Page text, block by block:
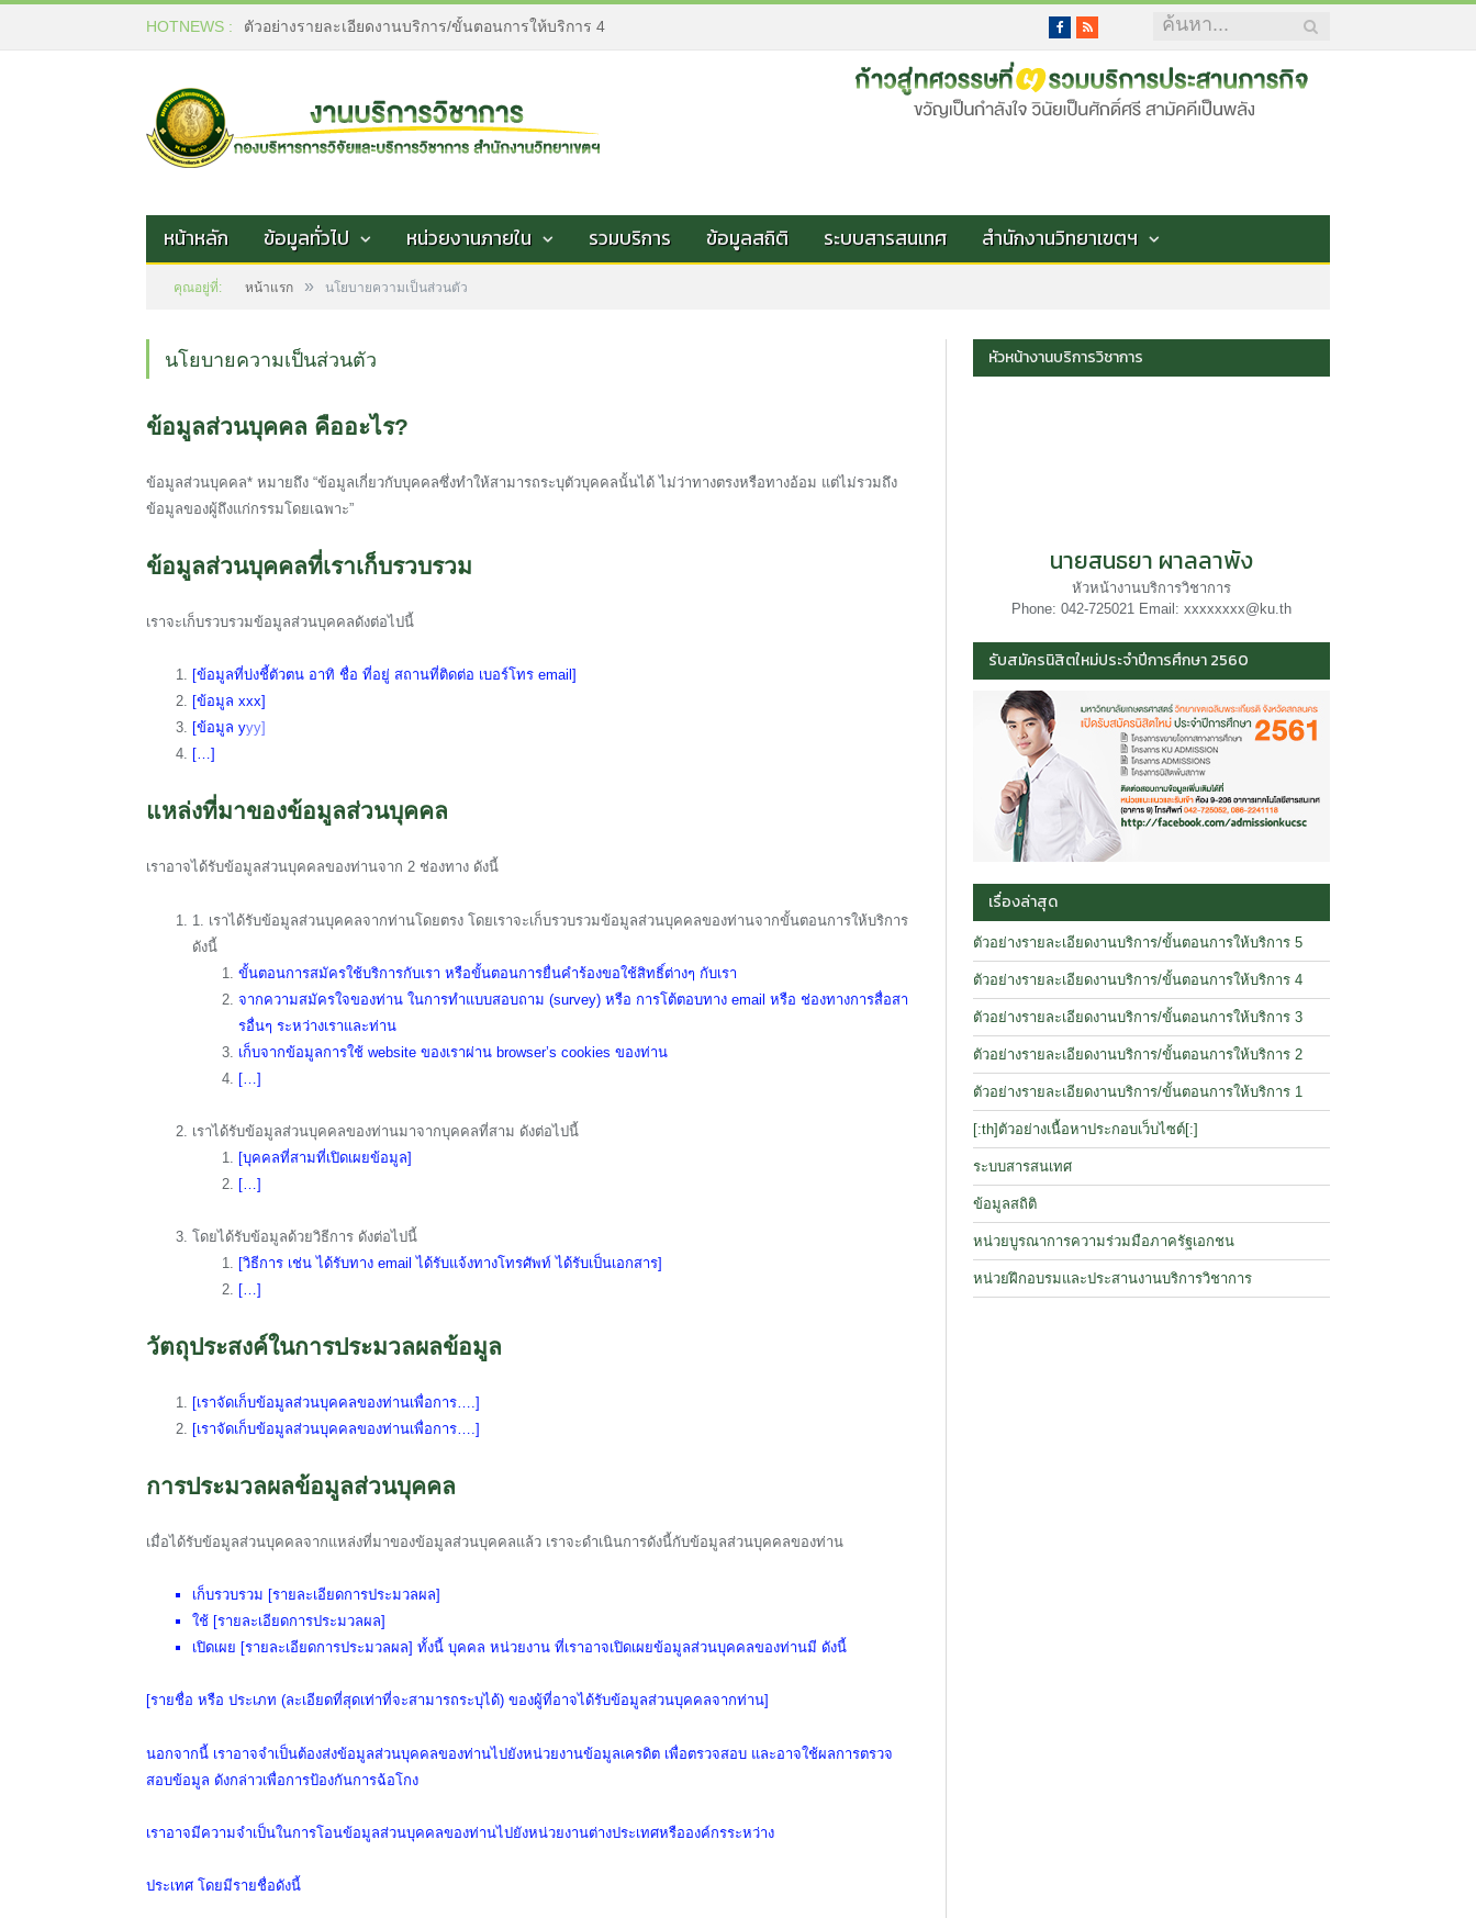
HOTNEWS : ตัวอย่างรายละเอียดงานบริการ/ขั้นตอนการให้บริการ 4 Facebook
RSS
หน้าหลัก ข้อมูลทั่วไป หน่วยงานภายใน รวมบริการ ข้อมูลสถิติ ระบบสารสนเทศ สำนักงานวิทยาเขตฯ
คุณอยู่ที่: หน้าแรก » นโยบายความเป็นส่วนตัว
นโยบายความเป็นส่วนตัว
ข้อมูลส่วนบุคคล คืออะไร?
ข้อมูลส่วนบุคคล* หมายถึง “ข้อมูลเกี่ยวกับบุคคลซึ่งทำให้สามารถระบุตัวบุคคลนั้นได้ ไม่ว่าทางตรงหรือทางอ้อม แต่ไม่รวมถึง
ข้อมูลของผู้ถึงแก่กรรมโดยเฉพาะ”
ข้อมูลส่วนบุคคลที่เราเก็บรวบรวม
เราจะเก็บรวบรวมข้อมูลส่วนบุคคลดังต่อไปนี้
[ข้อมูลที่บ่งชี้ตัวตน อาทิ ชื่อ ที่อยู่ สถานที่ติดต่อ เบอร์โทร email]
[ข้อมูล xxx]
[ข้อมูล yyy]
[…]
แหล่งที่มาของข้อมูลส่วนบุคคล
เราอาจได้รับข้อมูลส่วนบุคคลของท่านจาก 2 ช่องทาง ดังนี้
1. เราได้รับข้อมูลส่วนบุคคลจากท่านโดยตรง โดยเราจะเก็บรวบรวมข้อมูลส่วนบุคคลของท่านจากขั้นตอนการให้บริการ
ดังนี้
ขั้นตอนการสมัครใช้บริการกับเรา หรือขั้นตอนการยื่นคำร้องขอใช้สิทธิ์ต่างๆ กับเรา
จากความสมัครใจของท่าน ในการทำแบบสอบถาม (survey) หรือ การโต้ตอบทาง email หรือ ช่องทางการสื่อสา
รอื่นๆ ระหว่างเราและท่าน
เก็บจากข้อมูลการใช้ website ของเราผ่าน browser’s cookies ของท่าน
[…]
เราได้รับข้อมูลส่วนบุคคลของท่านมาจากบุคคลที่สาม ดังต่อไปนี้
[บุคคลที่สามที่เปิดเผยข้อมูล]
[…]
โดยได้รับข้อมูลด้วยวิธีการ ดังต่อไปนี้
[วิธีการ เช่น ได้รับทาง email ได้รับแจ้งทางโทรศัพท์ ได้รับเป็นเอกสาร]
[…]
วัตถุประสงค์ในการประมวลผลข้อมูล
[เราจัดเก็บข้อมูลส่วนบุคคลของท่านเพื่อการ….]
[เราจัดเก็บข้อมูลส่วนบุคคลของท่านเพื่อการ….]
การประมวลผลข้อมูลส่วนบุคคล
เมื่อได้รับข้อมูลส่วนบุคคลจากแหล่งที่มาของข้อมูลส่วนบุคคลแล้ว เราจะดำเนินการดังนี้กับข้อมูลส่วนบุคคลของท่าน
เก็บรวบรวม [รายละเอียดการประมวลผล]
ใช้ [รายละเอียดการประมวลผล]
เปิดเผย [รายละเอียดการประมวลผล] ทั้งนี้ บุคคล หน่วยงาน ที่เราอาจเปิดเผยข้อมูลส่วนบุคคลของท่านมี ดังนี้
[รายชื่อ หรือ ประเภท (ละเอียดที่สุดเท่าที่จะสามารถระบุได้) ของผู้ที่อาจได้รับข้อมูลส่วนบุคคลจากท่าน]
นอกจากนี้ เราอาจจำเป็นต้องส่งข้อมูลส่วนบุคคลของท่านไปยังหน่วยงานข้อมูลเครดิต เพื่อตรวจสอบ และอาจใช้ผลการตรวจ
สอบข้อมูล ดังกล่าวเพื่อการป้องกันการฉ้อโกง
เราอาจมีความจำเป็นในการโอนข้อมูลส่วนบุคคลของท่านไปยังหน่วยงานต่างประเทศหรือองค์กรระหว่าง
ประเทศ โดยมีรายชื่อดังนี้
หัวหน้างานบริการวิชาการ
นายสนธยา ผาลลาพัง
หัวหน้างานบริการวิชาการ
Phone: 042-725021 Email: xxxxxxxx@ku.th
รับสมัครนิสิตใหม่ประจำปีการศึกษา 2560
เรื่องล่าสุด
ตัวอย่างรายละเอียดงานบริการ/ขั้นตอนการให้บริการ 5
ตัวอย่างรายละเอียดงานบริการ/ขั้นตอนการให้บริการ 4
ตัวอย่างรายละเอียดงานบริการ/ขั้นตอนการให้บริการ 3
ตัวอย่างรายละเอียดงานบริการ/ขั้นตอนการให้บริการ 2
ตัวอย่างรายละเอียดงานบริการ/ขั้นตอนการให้บริการ 1
[:th]ตัวอย่างเนื้อหาประกอบเว็บไซต์[:]
ระบบสารสนเทศ
ข้อมูลสถิติ
หน่วยบูรณาการความร่วมมือภาครัฐเอกชน
หน่วยฝึกอบรมและประสานงานบริการวิชาการ